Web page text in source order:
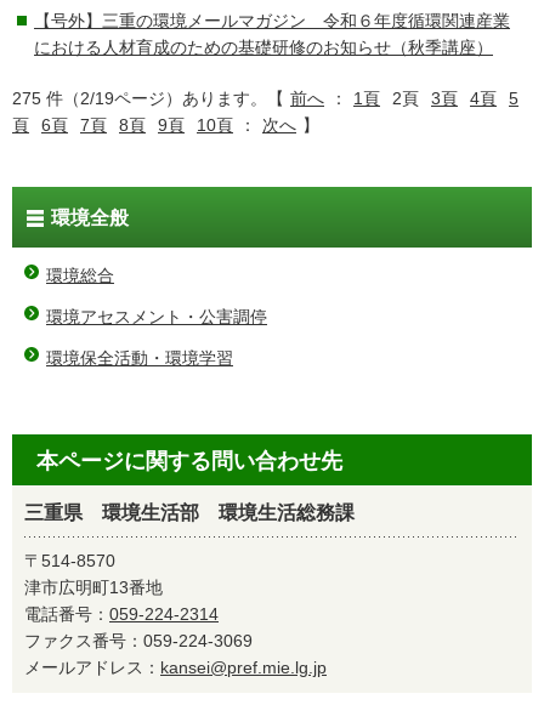
【号外】三重の環境メールマガジン 令和６年度循環関連産業
における人材育成のための基礎研修のお知らせ（秋季講座）
275 件（2/19ページ）あります。【 前へ ： 1頁 2頁 3頁 4頁
5
頁
6頁 7頁 8頁 9頁 10頁 ： 次へ 】
環境全般
環境総合
環境アセスメント・公害調停
環境保全活動・環境学習
本ページに関する問い合わせ先
三重県 環境生活部 環境生活総務課
〒514-8570
津市広明町13番地
電話番号： 059-224-2314
ファクス番号：059-224-3069
メールアドレス： kansei@pref.mie.lg.jp